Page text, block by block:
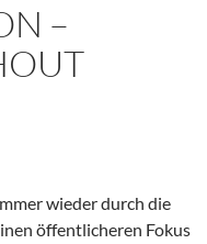
–
wieder durch die
öffentlicheren Fokus